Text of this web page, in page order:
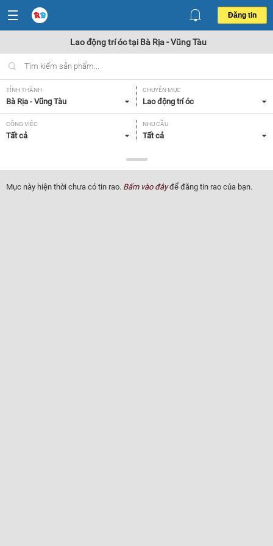
Đăng tin
Lao động trí óc tại Bà Rịa - Vũng Tàu
TỈNH THÀNH
Bà Rịa - Vũng Tàu
CHUYÊN MỤC
Lao động trí óc
CÔNG VIỆC
Tất cả
NHU CẦU
Tất cả
Tất cả
Mục này hiện thời chưa có tin rao. Bấm vào đâyđể đăng tin rao của bạn.